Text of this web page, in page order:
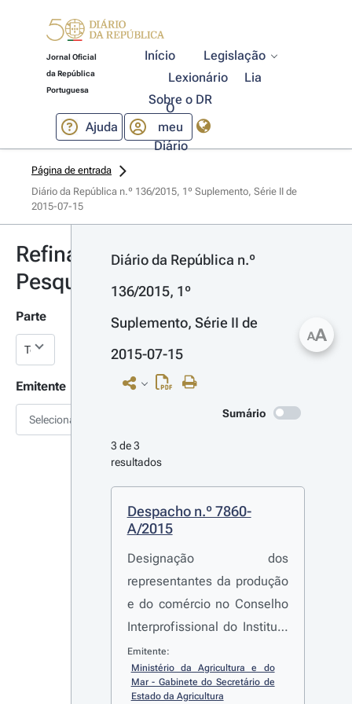
Jornal Oficial
da República
Portuguesa
Início
Legislação
Lexionário
Lia
Sobre o DR
Ajuda
O
meu
Diário
Página de entrada
Diário da República n.º 136/2015, 1º Suplemento, Série II de
2015-07-15
Refinar
Pesquisa
Parte
Emitente
Selecionar
Diário da República n.º
136/2015, 1º
Suplemento, Série II de
2015-07-15
Sumário
3 de 3
resultados
Despacho n.º 7860-
A/2015
Designação dos
representantes da produção
e do comércio no Conselho
Interprofissional do Instituto
dos Vinhos do Douro e do
Porto, I. P.
Emitente:
Ministério da Agricultura e do
Mar - Gabinete do Secretário de
Estado da Agricultura
AA